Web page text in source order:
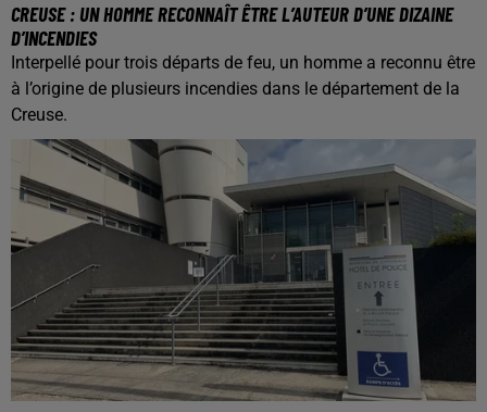
CREUSE : UN HOMME RECONNAÎT ÊTRE L’AUTEUR D’UNE DIZAINE
D’INCENDIES
Interpellé pour trois départs de feu, un homme a reconnu être
à l’origine de plusieurs incendies dans le département de la
Creuse.